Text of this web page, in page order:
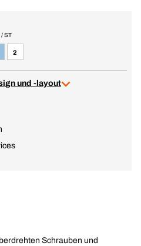
/ ST
2
und -layout
Schrauben und